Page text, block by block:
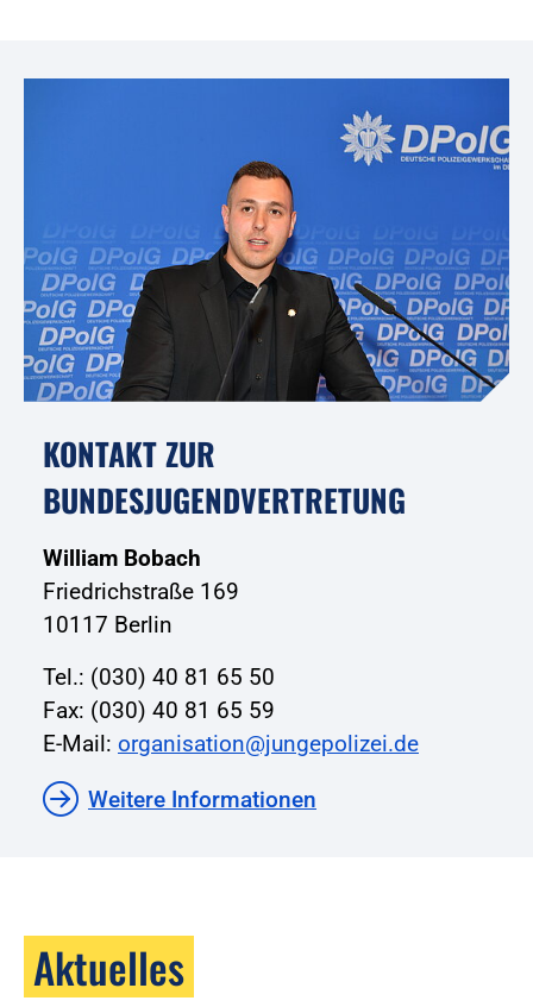
KONTAKT ZUR
BUNDESJUGENDVERTRETUNG
William Bobach
Friedrichstraße 169
10117 Berlin
Tel.: (030) 40 81 65 50
Fax: (030) 40 81 65 59
E-Mail: organisation@jungepolizei.de
Weitere Informationen
Aktuelles